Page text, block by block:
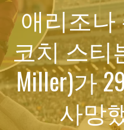
애리조나
코치 스티
Miller)가
사망